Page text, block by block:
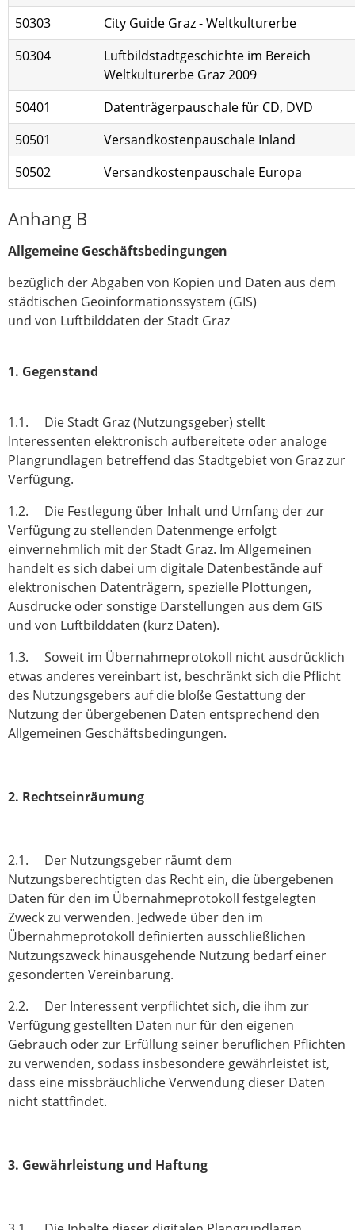
50303
City Guide Graz - Weltkulturerbe
50304
Luftbildstadtgeschichte im Bereich
Weltkulturerbe Graz 2009
50401
Datenträgerpauschale für CD, DVD
50501
Versandkostenpauschale Inland
50502
Versandkostenpauschale Europa
Anhang B
Allgemeine Geschäftsbedingungen
bezüglich der Abgaben von Kopien und Daten aus dem
städtischen Geoinformationssystem (GIS)
und von Luftbilddaten der Stadt Graz
1. Gegenstand
1.1. Die Stadt Graz (Nutzungsgeber) stellt
Interessenten elektronisch aufbereitete oder analoge
Plangrundlagen betreffend das Stadtgebiet von Graz zur
Verfügung.
1.2. Die Festlegung über Inhalt und Umfang der zur
Verfügung zu stellenden Datenmenge erfolgt
einvernehmlich mit der Stadt Graz. Im Allgemeinen
handelt es sich dabei um digitale Datenbestände auf
elektronischen Datenträgern, spezielle Plottungen,
Ausdrucke oder sonstige Darstellungen aus dem GIS
und von Luftbilddaten (kurz Daten).
1.3. Soweit im Übernahmeprotokoll nicht ausdrücklich
etwas anderes vereinbart ist, beschränkt sich die Pflicht
des Nutzungsgebers auf die bloße Gestattung der
Nutzung der übergebenen Daten entsprechend den
Allgemeinen Geschäftsbedingungen.
2. Rechtseinräumung
2.1. Der Nutzungsgeber räumt dem
Nutzungsberechtigten das Recht ein, die übergebenen
Daten für den im Übernahmeprotokoll festgelegten
Zweck zu verwenden. Jedwede über den im
Übernahmeprotokoll definierten ausschließlichen
Nutzungszweck hinausgehende Nutzung bedarf einer
gesonderten Vereinbarung.
2.2. Der Interessent verpflichtet sich, die ihm zur
Verfügung gestellten Daten nur für den eigenen
Gebrauch oder zur Erfüllung seiner beruflichen Pflichten
zu verwenden, sodass insbesondere gewährleistet ist,
dass eine missbräuchliche Verwendung dieser Daten
nicht stattfindet.
3. Gewährleistung und Haftung